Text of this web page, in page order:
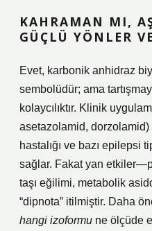
KAHRAMAN MI,
GÜÇLÜ YÖNLER
Evet, karbonik anhidraz
sembolüdür; ama
kolaycılıktır. Klinik
asetazolamid,
hastalığı ve bazı epilepsi
sağlar. Fakat yan
taşı eğilimi, metabolik
“dipnota” itilmiştir. Daha
hangi izoformu ne ölçüde